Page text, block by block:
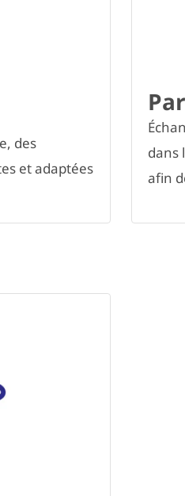
des
et adaptées
dans
afin